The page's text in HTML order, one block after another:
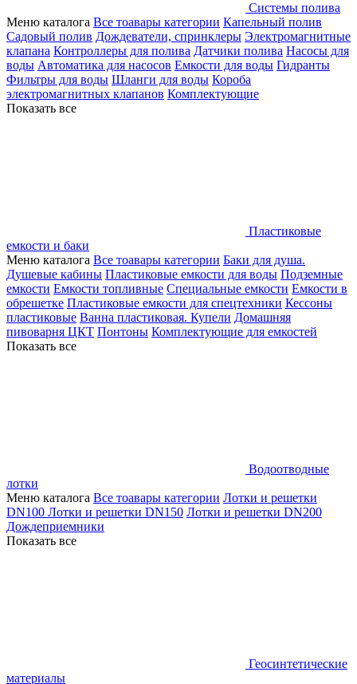
Системы полива
Меню каталога Все тоавары категории Капельный полив
Садовый полив Дождеватели, спринклеры Электромагнитные
клапана Контроллеры для полива Датчики полива Насосы для
воды Автоматика для насосов Емкости для воды Гидранты
Фильтры для воды Шланги для воды Короба
электромагнитных клапанов Комплектующие
Показать все
Пластиковые
емкости и баки
Меню каталога Все тоавары категории Баки для душа.
Душевые кабины Пластиковые емкости для воды Подземные
емкости Емкости топливные Специальные емкости Емкости в
обрешетке Пластиковые емкости для спецтехники Кессоны
пластиковые Ванна пластиковая. Купели Домашняя
пивоварня ЦКТ Понтоны Комплектующие для емкостей
Показать все
Водоотводные
лотки
Меню каталога Все тоавары категории Лотки и решетки
DN100 Лотки и решетки DN150 Лотки и решетки DN200
Дождеприемники
Показать все
Геосинтетические
материалы